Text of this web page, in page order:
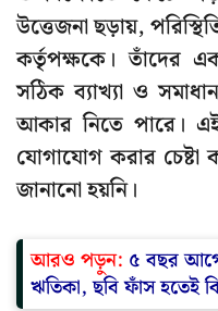
উত্তেজনা ছড়ায়,
কর্তৃপক্ষকে। তাঁদের
সঠিক ব্যাখ্যা ও
আকার নিতে পারে। এই
যোগাযোগ করার চেষ্টা
জানানো হয়নি।
আরও পড়ুন: ৫ বছর
ঋতিকা, ছবি ফাঁস হতেই